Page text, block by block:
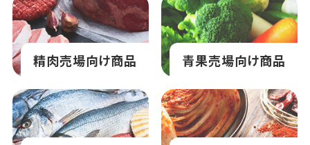
精肉売場向け商品 青果売場向け商品